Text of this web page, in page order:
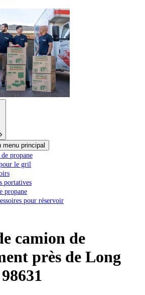
menu principal
propane
le gril
portatives
propane
pour réservoir
camion de
près de Long